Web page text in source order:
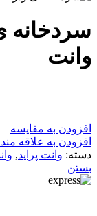
سردخانه
وانت
افزودن به مقایسه
افزودن به علاقه
دسته: وانت پراید,
بستن